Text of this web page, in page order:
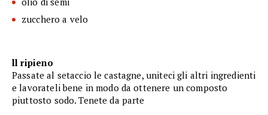
zucchero a velo
ll ripieno
Passate al setaccio le castagne, uniteci gli altri ingredienti
e lavorateli bene in modo da ottenere un composto
piuttosto sodo. Tenete da parte